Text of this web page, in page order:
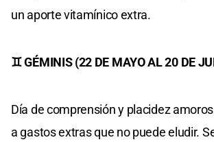
un aporte vitamínico extra.
♊ GÉMINIS (22 DE MAYO AL 20 DE
Día de comprensión y placidez
a gastos extras que no puede eludir.